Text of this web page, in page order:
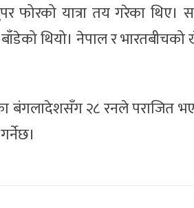
फोरको यात्रा तय गरेका थिए।
थियो। नेपाल र
बंगलादेशसँग २८ रनले पराजित